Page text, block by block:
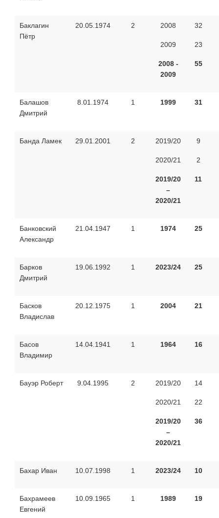
Баклагин
Пётр
20.05.1974 2 2008
2009
2008 -
2009
32
23
55
Балашов
Дмитрий
8.01.1974 1 1999 31
Банда Ламек 29.01.2001 2 2019/20
2020/21
2019/20
–
2020/21
9
2
11
Банковский
Александр
21.04.1947 1 1974 25
Барков
Дмитрий
19.06.1992 1 2023/24 25
Басков
Владислав
20.12.1975 1 2004 21
Басов
Владимир
14.04.1941 1 1964 16
Бауэр Роберт 9.04.1995 2 2019/20
2020/21
2019/20
–
2020/21
14
22
36
Бахар Иван 10.07.1998 1 2023/24 10
Бахрамеев
Евгений
10.09.1965 1 1989 19